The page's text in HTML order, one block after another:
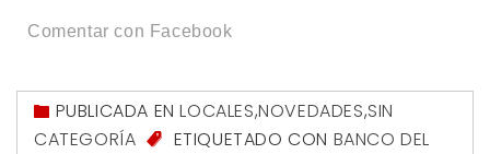
Comentar con Facebook
PUBLICADA ENLOCALES,NOVEDADES,SIN
CATEGORÍA
ETIQUETADO CON BANCO DEL